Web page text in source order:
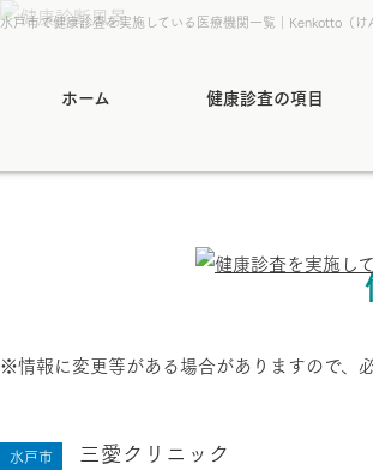
水戸市で健康診査を実施している医療機関一覧｜Kenkotto（け
ホーム 健康診査の項目
※情報に変更等がある場合がありますので、
水戸市 三愛クリニック